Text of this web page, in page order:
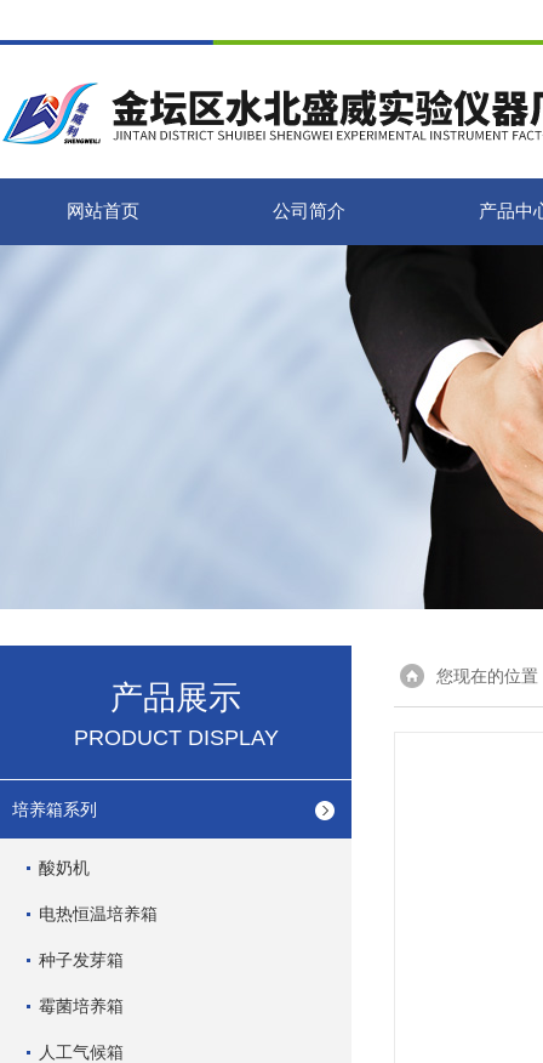
网站首页 公司简介 产品中
产品展示
PRODUCT DISPLAY
培养箱系列
酸奶机
电热恒温培养箱
种子发芽箱
霉菌培养箱
人工气候箱
您现在的位置